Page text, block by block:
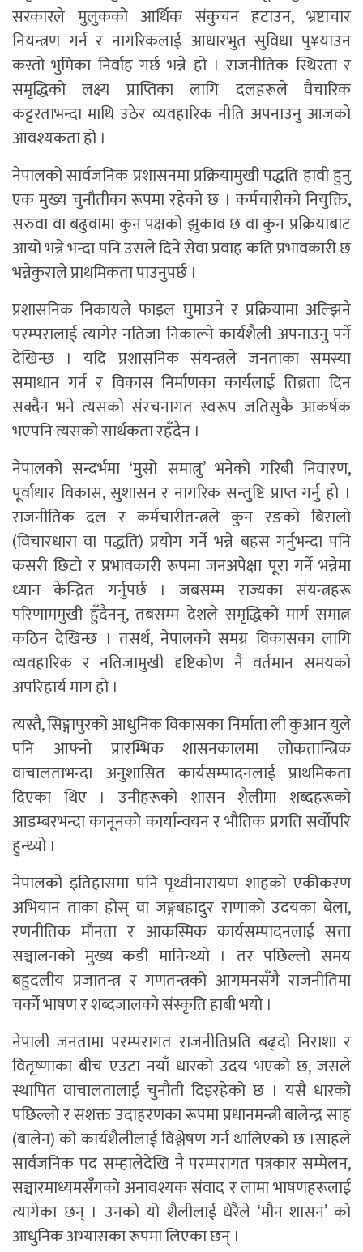
सरकारले मुलुकको आर्थिक संकुचन हटाउन, भ्रष्टाचार
नियन्त्रण गर्न र नागरिकलाई आधारभुत सुविधा पु¥याउन
कस्तो भुमिका निर्वाह गर्छ भन्ने हो । राजनीतिक स्थिरता र
समृद्धिको लक्ष्य प्राप्तिका लागि दलहरूले वैचारिक
कट्टरताभन्दा माथि उठेर व्यवहारिक नीति अपनाउनु आजको
आवश्यकता हो ।
नेपालको सार्वजनिक प्रशासनमा प्रक्रियामुखी पद्धति हावी हुनु
एक मुख्य चुनौतीका रूपमा रहेको छ । कर्मचारीको नियुक्ति,
सरुवा वा बढुवामा कुन पक्षको झुकाव छ वा कुन प्रक्रियाबाट
आयो भन्ने भन्दा पनि उसले दिने सेवा प्रवाह कति प्रभावकारी छ
भन्नेकुराले प्राथमिकता पाउनुपर्छ ।
प्रशासनिक निकायले फाइल घुमाउने र प्रक्रियामा अल्झिने
परम्परालाई त्यागेर नतिजा निकाल्ने कार्यशैली अपनाउनु पर्ने
देखिन्छ । यदि प्रशासनिक संयन्त्रले जनताका समस्या
समाधान गर्न र विकास निर्माणका कार्यलाई तिब्रता दिन
सक्दैन भने त्यसको संरचनागत स्वरूप जतिसुकै आकर्षक
भएपनि त्यसको सार्थकता रहँदैन ।
नेपालको सन्दर्भमा ‘मुसो समात्नु’ भनेको गरिबी निवारण,
पूर्वाधार विकास, सुशासन र नागरिक सन्तुष्टि प्राप्त गर्नु हो ।
राजनीतिक दल र कर्मचारीतन्त्रले कुन रङको बिरालो
(विचारधारा वा पद्धति) प्रयोग गर्ने भन्ने बहस गर्नुभन्दा पनि
कसरी छिटो र प्रभावकारी रूपमा जनअपेक्षा पूरा गर्ने भन्नेमा
ध्यान केन्द्रित गर्नुपर्छ । जबसम्म राज्यका संयन्त्रहरू
परिणाममुखी हुँदैनन्, तबसम्म देशले समृद्धिको मार्ग समात्न
कठिन देखिन्छ । तसर्थ, नेपालको समग्र विकासका लागि
व्यवहारिक र नतिजामुखी दृष्टिकोण नै वर्तमान समयको
अपरिहार्य माग हो ।
त्यस्तै, सिङ्गापुरको आधुनिक विकासका निर्माता ली कुआन युले
पनि आफ्नो प्रारम्भिक शासनकालमा लोकतान्त्रिक
वाचालताभन्दा अनुशासित कार्यसम्पादनलाई प्राथमिकता
दिएका थिए । उनीहरूको शासन शैलीमा शब्दहरूको
आडम्बरभन्दा कानूनको कार्यान्वयन र भौतिक प्रगति सर्वोपरि
हुन्थ्यो ।
नेपालको इतिहासमा पनि पृथ्वीनारायण शाहको एकीकरण
अभियान ताका होस् वा जङ्गबहादुर राणाको उदयका बेला,
रणनीतिक मौनता र आकस्मिक कार्यसम्पादनलाई सत्ता
सञ्चालनको मुख्य कडी मानिन्थ्यो । तर पछिल्लो समय
बहुदलीय प्रजातन्त्र र गणतन्त्रको आगमनसँगै राजनीतिमा
चर्को भाषण र शब्दजालको संस्कृति हाबी भयो ।
नेपाली जनतामा परम्परागत राजनीतिप्रति बढ्दो निराशा र
वितृष्णाका बीच एउटा नयाँ धारको उदय भएको छ, जसले
स्थापित वाचालतालाई चुनौती दिइरहेको छ । यसै धारको
पछिल्लो र सशक्त उदाहरणका रूपमा प्रधानमन्त्री बालेन्द्र साह
(बालेन) को कार्यशैलीलाई विश्लेषण गर्न थालिएको छ ।साहले
सार्वजनिक पद सम्हालेदेखि नै परम्परागत पत्रकार सम्मेलन,
सञ्चारमाध्यमसँगको अनावश्यक संवाद र लामा भाषणहरूलाई
त्यागेका छन् । उनको यो शैलीलाई धेरैले ‘मौन शासन’ को
आधुनिक अभ्यासका रूपमा लिएका छन् ।